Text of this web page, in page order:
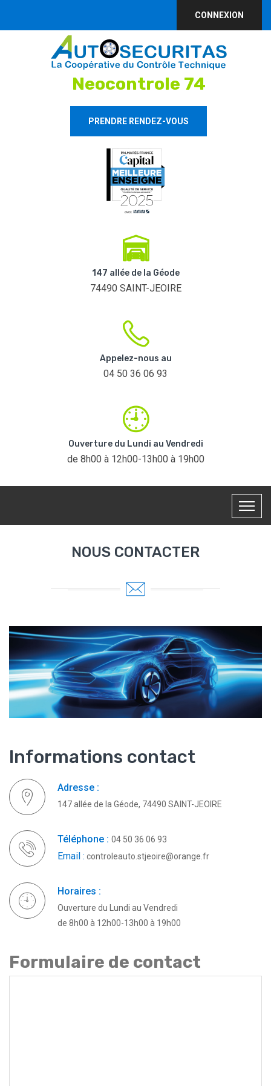
CONNEXION
Neocontrole 74
PRENDRE RENDEZ-VOUS
147 allée de la Géode
74490 SAINT-JEOIRE
Appelez-nous au
04 50 36 06 93
Ouverture du Lundi au Vendredi
de 8h00 à 12h00-13h00 à 19h00
NOUS CONTACTER
Informations contact
Adresse :
147 allée de la Géode, 74490 SAINT-JEOIRE
Téléphone : 04 50 36 06 93
Email : controleauto.stjeoire@orange.fr
Horaires :
Ouverture du Lundi au Vendredi
de 8h00 à 12h00-13h00 à 19h00
Formulaire de contact